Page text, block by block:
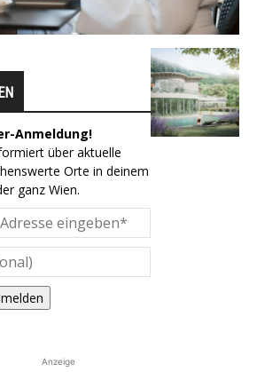
Anmeldung!
über aktuelle
Orte in deinem
ganz Wien.
Anzeige